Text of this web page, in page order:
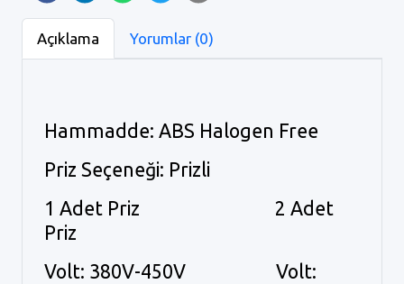
Açıklama Yorumlar (0)
Hammadde: ABS Halogen Free
Priz Seçeneği: Prizli
1 Adet Priz 2 Adet
Priz
Volt: 380V-450V Volt: